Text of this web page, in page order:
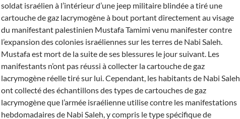
soldat israélien à l’intérieur d’une jeep militaire blindée a tiré une
cartouche de gaz lacrymogène à bout portant directement au visage
du manifestant palestinien Mustafa Tamimi venu manifester contre
l’expansion des colonies israéliennes sur les terres de Nabi Saleh.
Mustafa est mort de la suite de ses blessures le jour suivant. Les
manifestants n’ont pas réussi à collecter la cartouche de gaz
lacrymogène réelle tiré sur lui. Cependant, les habitants de Nabi Saleh
ont collecté des échantillons des types de cartouches de gaz
lacrymogène que l’armée israélienne utilise contre les manifestations
hebdomadaires de Nabi Saleh, y compris le type spécifique de